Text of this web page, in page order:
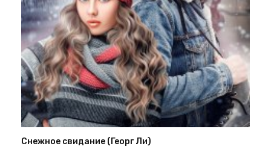
Снежное свидание (Георг Ли)